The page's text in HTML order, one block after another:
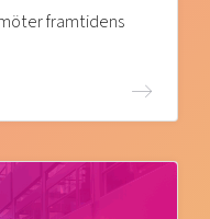
framtidens